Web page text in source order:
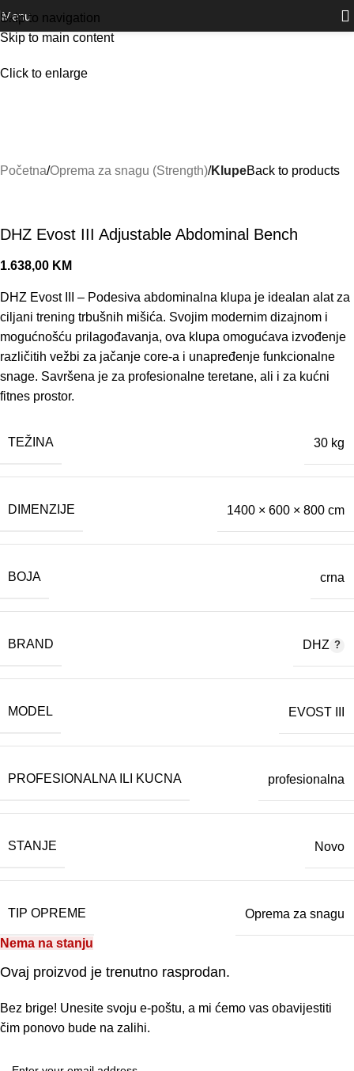
Skip to navigation
Skip to main content
Outlet
Menu
Click to enlarge
Početna Oprema za snagu (Strength) KlupeBack to products
DHZ Evost III Adjustable Abdominal Bench
1.638,00 KM
DHZ Evost III – Podesiva abdominalna klupa je idealan alat za
ciljani trening trbušnih mišića. Svojim modernim dizajnom i
mogućnošću prilagođavanja, ova klupa omogućava izvođenje
različitih vežbi za jačanje core-a i unapređenje funkcionalne
snage. Savršena je za profesionalne teretane, ali i za kućni
fitnes prostor.
TEŽINA 30 kg
DIMENZIJE 1400 × 600 × 800 cm
BOJA crna
BRAND DHZ
MODEL EVOST III
PROFESIONALNA ILI KUCNA profesionalna
STANJE Novo
TIP OPREME Oprema za snagu
Nema na stanju
Ovaj proizvod je trenutno rasprodan.
Bez brige! Unesite svoju e-poštu, a mi ćemo vas obavijestiti
čim ponovo bude na zalihi.